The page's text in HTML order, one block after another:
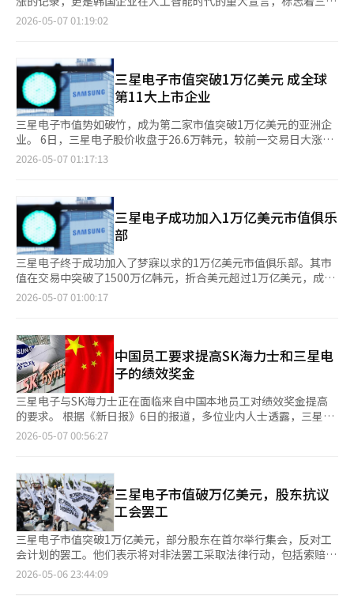
料供应合同高丽锌，第一季度营业利润7461亿韩元，同比增加
175.2%Kakao Pay，第一季度营业利润322亿韩元，增长631%基
一季度单位劳动成本、生产率、建筑支出（3月）※ 本报道经人工
智能（AI）系统翻译与编辑。
（AI）系统翻译与编辑。
前的23.7%几乎翻倍。 此外，SK海力士的母公司SK Square以及其
他半导体相关公司也参与了上涨。市场认为此次上涨是结构性重
七大证券公司预计今年下半年股市可能达到9000点。研究员李在
元表示，股市市盈率为7.18倍，当前估值压力不大，支撑了股市的
下行风险。※ 本报道经人工智能（AI）系统翻译与编辑。
从传统制造业巨头向AI基础设施伙伴的转型。继台湾的台积电之
色。三星电子的成功不仅是市值排名的变化，更是技术价值超越传
统产业的时代精神体现。三星从“价值股”转变为“成长股”。然
而，三星面临的挑战也不容忽视。外部技术竞争和内部劳资冲突是
两大阴影。HBM存储器的主导权之争已成为国家荣誉之战，政府
支持和企业研发投资至关重要。内部问题更为棘手。三星电子工会
在公司创纪录的时刻，因“奖金分配”问题而分裂，忽视了其他部
门的困境。这种行为违背了“团结”的工会价值。在全球竞争中，
工会的斗争不应成为公司的负担，而应是如何公平分享胜利果实的
成熟的合作模式。市值1万亿美元不是终点，而是新历史的起点。
三星不仅是一个企业的成功，更是韩国未来的象征。希望三星能承
担起这一重任，成为真正的世界级企业。※ 本报道经人工智能
（AI）系统翻译与编辑。
2026-05-07 01:19:02
三星电子市值突破1万亿美元 成全球
第11大上市企业
三星电子市值势如破竹，成为第二家市值突破1万亿美元的亚洲企
业。 6日，三星电子股价收盘于26.6万韩元，较前一交易日大涨
14.4%，市值达到1.7亿万亿美元。成为继全球最大晶圆代工企业
哈撒韦，成为全球第11大上市企业。目前全球最大的上市企业为英
伟达，市值达4.78万亿美元，其次Alphabet（4.68万亿美元）、
苹果（4.17万亿美元）、微软（3.06万亿美元）、亚马逊（2.94万
亿美元）、博通（2.02万亿美元）、台积电（1.86万亿美元）、沙
特阿美（1.79万亿美元）、Meta（1.54万亿美元）、和特斯拉
（1.46万亿美元）依次排名前10位。 同时另一家韩国企业SK海力
士市值达到7850亿美元，紧随美国制药巨头礼来公司（9300亿美
元）和摩根大通（8300亿美元）之后，排名全球第16位，超过美
与美光科技等全球存储芯片三大巨头，作为人工智能（AI）供应链
的核心环节，成为本轮半导体超级周期的最大赢家，股价接连刷新
纪录。 在三星电子和SK海力士股价“狂飙”的推动下，韩国综合
股指（KOSPI）当天历史首次突破7000点大关。进入今年后，三星
电子、SK海力士和美光科技股价分别已上涨122%、146%和
124%，远超台积电股价涨幅（46%）。 财报显示，三星电子半导
体业务（DS部门）今年第一季度实现营收81.7万亿韩元、营业利
润53.7万亿韩元，创历史最高季度纪录。其中存储业务营业利润率
元，同比增长756.1%，营收133.8万亿韩元，同比增长69.2%。
SK海力士同样表现亮眼，一季度营收52.5万亿韩元，营业利润37.6
万亿韩元，同比增长405.5%，营业利润率高达72%。 总部位于纽
约的投资机构Roundhill Investments分析称，1万亿美元不仅是
象征性门槛，更反映出市场的结构性判断。存储半导体在AI基础设
施中的作用已不再局限于周期性，而成为长期刚需。 2011年，中
国石油天然气股份有限公司市值曾一度突破1万亿美元，但此后跌
破这一水平。
2026-05-07 01:17:13
三星电子成功加入1万亿美元市值俱乐
部
三星电子终于成功加入了梦寐以求的1万亿美元市值俱乐部。其市
值在交易中突破了1500万亿韩元，折合美元超过1万亿美元，成为
继台湾的台积电之后，第二家达到这一里程碑的亚洲企业。这不仅
母表、博通、台积电、阿美石油、Meta、特斯拉等超级巨头并肩
而立，标志着韩国工业不再是追赶者。拥有半导体、移动设备、家
电、显示器以及人工智能供应链的综合产业平台，正在全球市场上
重新获得认可。这一成就的根源在于三代人传承的企业报国历史。
李秉喆开创了产业的种子，他通过贸易、制造、金融和人才培养奠
定了韩国经济的基础。李健熙会长则引领了质的转变。“除了妻子
和孩子，其他都要改变”的宣言不仅是口号，更是体质创新的起
点。半导体的超越战略和质量革命将三星推向了世界一流企业的行
工智能半导体、高带宽内存、代工、生命科学、机器人和下一代通
信等未来产业的战场上开辟新路。然而，1万亿美元的荣耀并不是
庆祝的终点，而是战争的开始。当前全球半导体秩序正在迅速重
组。英伟达掌握了人工智能加速器的核心，台积电则是代工领域的
绝对强者，控制着客户生态。博通通过定制半导体扩展AI基础设
施，苹果则将芯片设计与服务生态结合，主导消费市场。尽管三星
在内存领域占据绝对优势，但在AI时代，仅靠内存是不够的。如果
不具备高带宽内存、先进封装、代工良率、设计能力和软件生态的
综合竞争力，1万亿美元的位置将难以维持。与此同时，内部的绩
2026-05-07 01:00:17
中国员工要求提高SK海力士和三星电
子的绩效奖金
三星电子与SK海力士正在面临来自中国本地员工对绩效奖金提高
的要求。 根据《新日报》6日的报道，多位业内人士透露，三星电
子西安半导体工厂和SK海力士无锡半导体工厂的中国员工正在要
道：“由于中国的百度等门户网站上发布了三星电子和SK海力士
的业绩及奖金新闻，导致这种情况。” 此外，SK海力士的一位相
关人士表示：“我们根据各国的特性来运营绩效奖金体系。”
《新日报》指出，SK海力士已意识到中国本地员工对绩效奖金的
要求。特别是SK海力士无锡工厂是公司D램生产的核心基地，负责
约一半的生产，且在中国的员工人数已达到至少4000人。 对此，
国内网民发表了负面评论。 网民们表示：“到处都是骚
动”，“由于黄色信封法，情况变得一团糟”，“认为外包员工也
应该得到奖金的人，难道不觉得中国员工也应该得到吗？”“国内
2026-05-07 00:56:27
三星电子市值破万亿美元，股东抗议
工会罢工
三星电子市值突破1万亿美元，部分股东在首尔举行集会，反对工
会计划的罢工。他们表示将对非法罢工采取法律行动，包括索赔。
6日，部分股东团体在首尔汉南洞悬挂横幅，反对工会罢工，
类罢工。股东们警告，如果工会从21日开始罢工，并在李在镕会长
2026-05-06 23:44:09
页